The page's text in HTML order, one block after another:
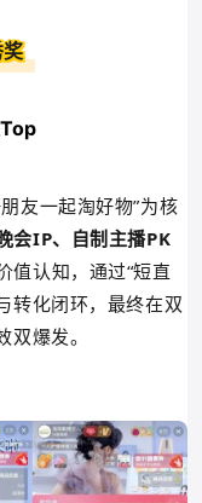
友一起淘好物”为核
会IP、自制主播PK
值认知，通过“短直
转化闭环，最终在双
爆发。